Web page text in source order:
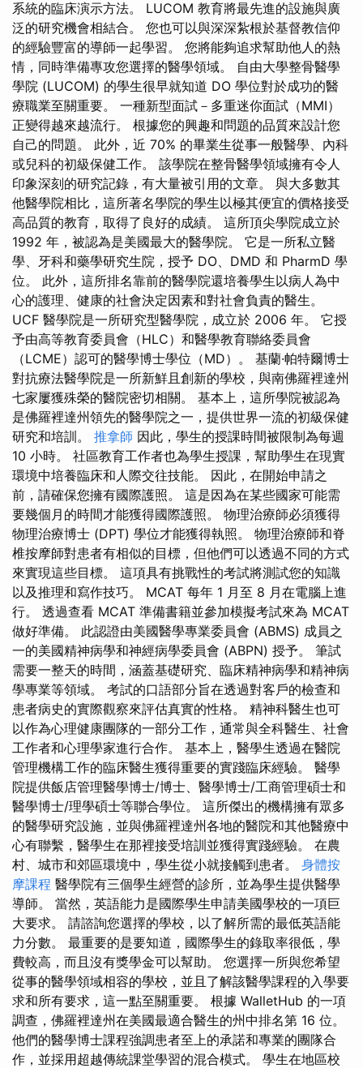
系統的臨床演示方法。 LUCOM 教育將最先進的設施與廣
泛的研究機會相結合。 您也可以與深深紮根於基督教信仰
的經驗豐富的導師一起學習。 您將能夠追求幫助他人的熱
情，同時準備專攻您選擇的醫學領域。 自由大學整骨醫學
學院 (LUCOM) 的學生很早就知道 DO 學位對於成功的醫
療職業至關重要。 一種新型面試－多重迷你面試（MMI）
正變得越來越流行。 根據您的興趣和問題的品質來設計您
自己的問題。 此外，近 70% 的畢業生從事一般醫學、內科
或兒科的初級保健工作。 該學院在整骨醫學領域擁有令人
印象深刻的研究記錄，有大量被引用的文章。 與大多數其
他醫學院相比，這所著名學院的學生以極其便宜的價格接受
高品質的教育，取得了良好的成績。 這所頂尖學院成立於
1992 年，被認為是美國最大的醫學院。 它是一所私立醫
學、牙科和藥學研究生院，授予 DO、DMD 和 PharmD 學
位。 此外，這所排名靠前的醫學院還培養學生以病人為中
心的護理、健康的社會決定因素和對社會負責的醫生。
UCF 醫學院是一所研究型醫學院，成立於 2006 年。 它授
予由高等教育委員會（HLC）和醫學教育聯絡委員會
（LCME）認可的醫學博士學位（MD）。 基蘭·帕特爾博士
對抗療法醫學院是一所新鮮且創新的學校，與南佛羅裡達州
七家屢獲殊榮的醫院密切相關。 基本上，這所學院被認為
是佛羅裡達州領先的醫學院之一，提供世界一流的初級保健
研究和培訓。 推拿師 因此，學生的授課時間被限制為每週
10 小時。 社區教育工作者也為學生授課，幫助學生在現實
環境中培養臨床和人際交往技能。 因此，在開始申請之
前，請確保您擁有國際護照。 這是因為在某些國家可能需
要幾個月的時間才能獲得國際護照。 物理治療師必須獲得
物理治療博士 (DPT) 學位才能獲得執照。 物理治療師和脊
椎按摩師對患者有相似的目標，但他們可以透過不同的方式
來實現這些目標。 這項具有挑戰性的考試將測試您的知識
以及推理和寫作技巧。 MCAT 每年 1 月至 8 月在電腦上進
行。 透過查看 MCAT 準備書籍並參加模擬考試來為 MCAT
做好準備。 此認證由美國醫學專業委員會 (ABMS) 成員之
一的美國精神病學和神經病學委員會 (ABPN) 授予。 筆試
需要一整天的時間，涵蓋基礎研究、臨床精神病學和精神病
學專業等領域。 考試的口語部分旨在透過對客戶的檢查和
患者病史的實際觀察來評估真實的性格。 精神科醫生也可
以作為心理健康團隊的一部分工作，通常與全科醫生、社會
工作者和心理學家進行合作。 基本上，醫學生透過在醫院
管理機構工作的臨床醫生獲得重要的實踐臨床經驗。 醫學
院提供飯店管理醫學博士/博士、醫學博士/工商管理碩士和
醫學博士/理學碩士等聯合學位。 這所傑出的機構擁有眾多
的醫學研究設施，並與佛羅裡達州各地的醫院和其他醫療中
心有聯繫，醫學生在那裡接受培訓並獲得實踐經驗。 在農
村、城市和郊區環境中，學生從小就接觸到患者。 身體按
摩課程 醫學院有三個學生經營的診所，並為學生提供醫學
導師。 當然，英語能力是國際學生申請美國學校的一項巨
大要求。 請諮詢您選擇的學校，以了解所需的最低英語能
力分數。 最重要的是要知道，國際學生的錄取率很低，學
費較高，而且沒有獎學金可以幫助。 您選擇一所與您希望
從事的醫學領域相容的學校，並且了解該醫學課程的入學要
求和所有要求，這一點至關重要。 根據 WalletHub 的一項
調查，佛羅裡達州在美國最適合醫生的州中排名第 16 位。
他們的醫學博士課程強調患者至上的承諾和專業的團隊合
作，並採用超越傳統課堂學習的混合模式。 學生在地區校